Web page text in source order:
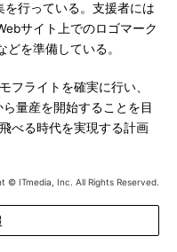
行っている。支援者には
サイト上でのロゴマーク
を準備している。
ライトを確実に行い、
量産を開始することを目
べる時代を実現する計画
© ITmedia, Inc. All Rights Reserved.